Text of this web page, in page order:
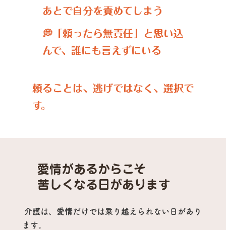
あとで自分を責めてしまう
​💭「頼ったら無責任」と思い込
んで、誰にも言えずにいる
頼ることは、逃げではなく、選択で
す。
愛情があるからこそ
苦しくなる日があります
介護は、愛情だけでは乗り越えられない日があり
ます。